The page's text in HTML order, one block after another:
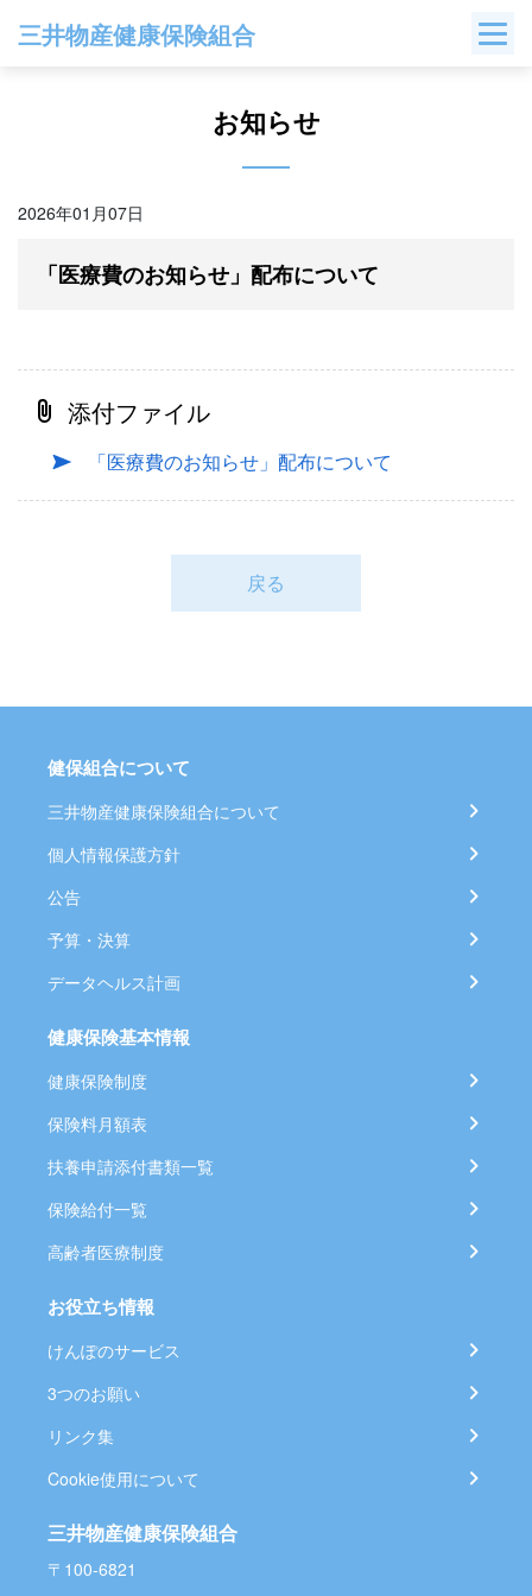
三井物産健康保険組合
お知らせ
2026年01月07日
「医療費のお知らせ」配布について
添付ファイル
「医療費のお知らせ」配布について
戻る
健保組合について
三井物産健康保険組合について
個人情報保護方針
公告
予算・決算
データヘルス計画
健康保険基本情報
健康保険制度
保険料月額表
扶養申請添付書類一覧
保険給付一覧
高齢者医療制度
お役立ち情報
けんぽのサービス
3つのお願い
リンク集
Cookie使用について
三井物産健康保険組合
〒100-6821